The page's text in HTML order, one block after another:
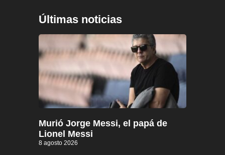
Últimas noticias
Murió Jorge Messi, el papá de
Lionel Messi
8 agosto 2026